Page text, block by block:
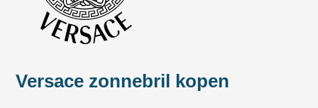
Versace zonnebril kopen